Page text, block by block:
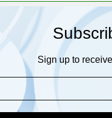
Sign up to